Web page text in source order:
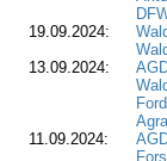
19.09.2024:
13.09.2024:
11.09.2024: